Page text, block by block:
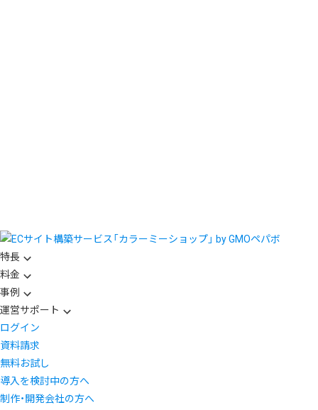
特長
料金
事例
運営サポート
ログイン
資料請求
無料お試し
導入を検討中の方へ
制作・開発会社の方へ